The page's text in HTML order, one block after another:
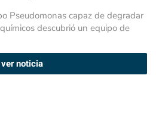
Pseudomonas capaz de degradar
descubrió un equipo de
ver noticia